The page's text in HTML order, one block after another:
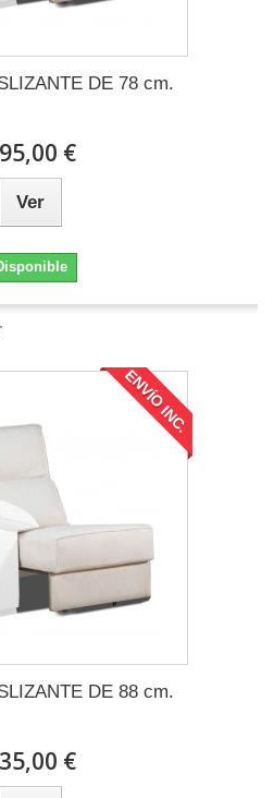
DE 78 cm.
€
Ver
ENVÍO INC.
DE 88 cm.
€